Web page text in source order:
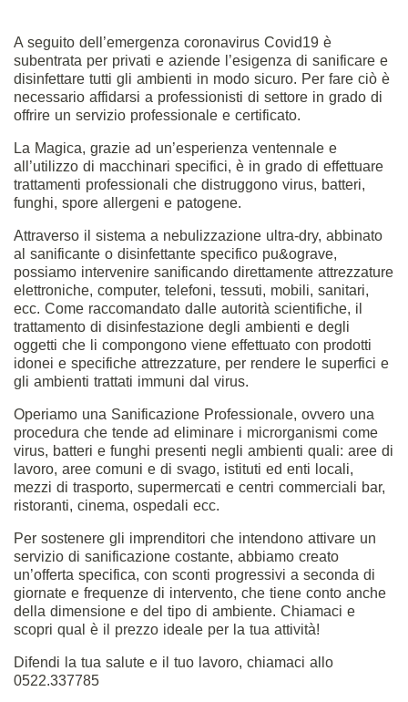
A seguito dell’emergenza coronavirus Covid19 è
subentrata per privati e aziende l’esigenza di sanificare e
disinfettare tutti gli ambienti in modo sicuro. Per fare ciò è
necessario affidarsi a professionisti di settore in grado di
offrire un servizio professionale e certificato.
La Magica, grazie ad un’esperienza ventennale e
all’utilizzo di macchinari specifici, è in grado di effettuare
trattamenti professionali che distruggono virus, batteri,
funghi, spore allergeni e patogene.
Attraverso il sistema a nebulizzazione ultra-dry, abbinato
al sanificante o disinfettante specifico pu&ograve,
possiamo intervenire sanificando direttamente attrezzature
elettroniche, computer, telefoni, tessuti, mobili, sanitari,
ecc. Come raccomandato dalle autorità scientifiche, il
trattamento di disinfestazione degli ambienti e degli
oggetti che li compongono viene effettuato con prodotti
idonei e specifiche attrezzature, per rendere le superfici e
gli ambienti trattati immuni dal virus.
Operiamo una Sanificazione Professionale, ovvero una
procedura che tende ad eliminare i microrganismi come
virus, batteri e funghi presenti negli ambienti quali: aree di
lavoro, aree comuni e di svago, istituti ed enti locali,
mezzi di trasporto, supermercati e centri commerciali bar,
ristoranti, cinema, ospedali ecc.
Per sostenere gli imprenditori che intendono attivare un
servizio di sanificazione costante, abbiamo creato
un’offerta specifica, con sconti progressivi a seconda di
giornate e frequenze di intervento, che tiene conto anche
della dimensione e del tipo di ambiente. Chiamaci e
scopri qual è il prezzo ideale per la tua attività!
Difendi la tua salute e il tuo lavoro, chiamaci allo
0522.337785